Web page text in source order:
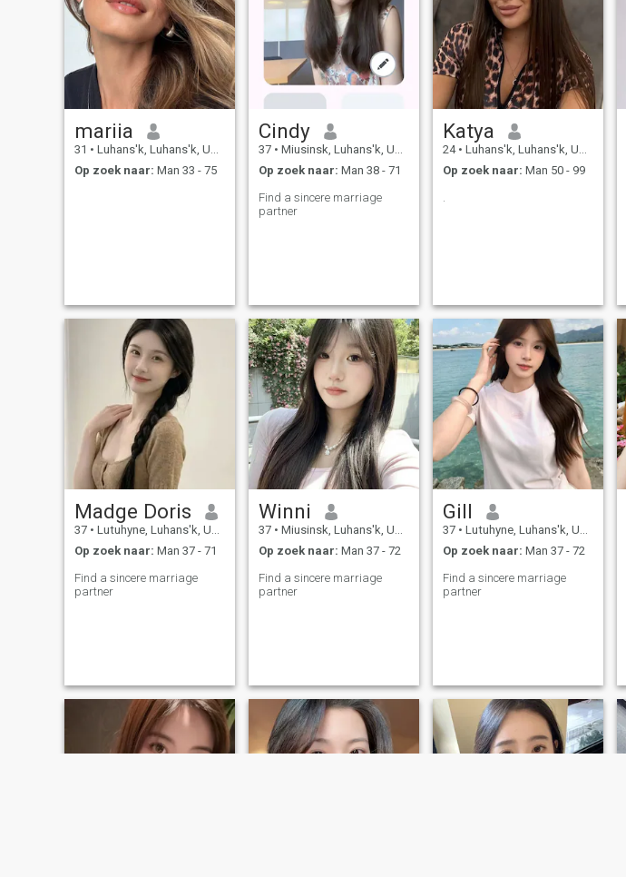
mariia
31 • Luhans'k, Luhans'k, Ukraïne
Op zoek naar: Man 33 - 75
Cindy
37 • Miusinsk, Luhans'k, Ukraïne
Op zoek naar: Man 38 - 71
Find a sincere marriage
partner
Katya
24 • Luhans'k, Luhans'k, Ukraïne
Op zoek naar: Man 50 - 99
Madge Doris
37 • Lutuhyne, Luhans'k, Ukraïne
Op zoek naar: Man 37 - 71
Find a sincere marriage
partner
Winni
37 • Miusinsk, Luhans'k, Ukraïne
Op zoek naar: Man 37 - 72
Find a sincere marriage
partner
Gill
37 • Lutuhyne, Luhans'k, Ukraïne
Op zoek naar: Man 37 - 72
Find a sincere marriage
partner